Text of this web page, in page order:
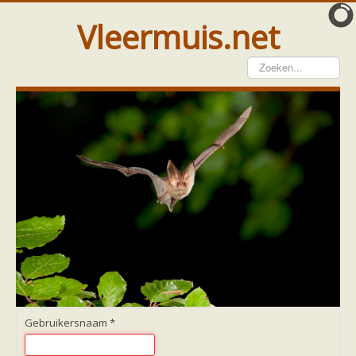
Vleermuis.net
Vleermuis gezien
Waarneming doorgeven
Wat doen wij met meldingen
Telinstructie
Waarnemingen doorgeven elders
Hulp
Vleermuis gevonden
Vanginstructie
Hulp per email
Hulp per provincie
Drenthe
Groningen
Home
Gebruikersnaam *